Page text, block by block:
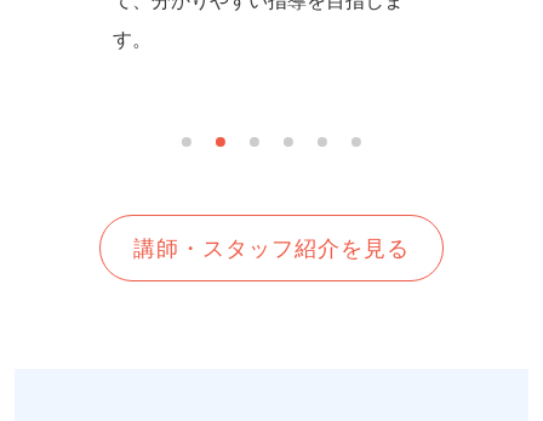
す。
講師・スタッフ紹介を見る